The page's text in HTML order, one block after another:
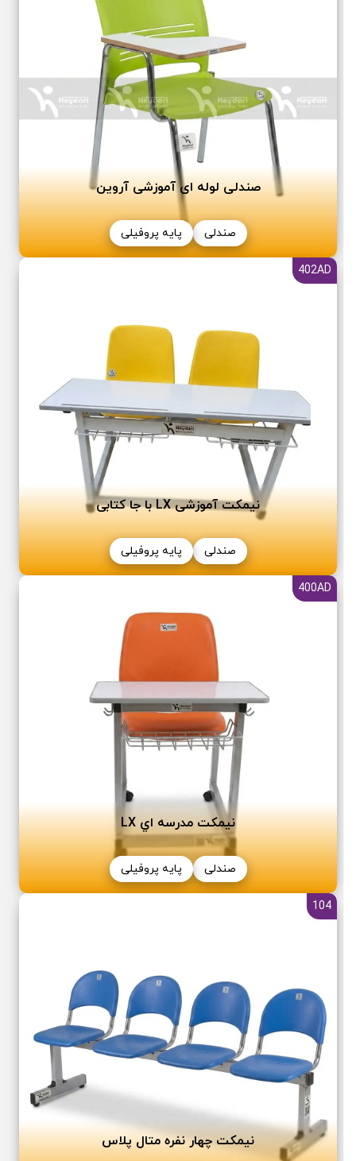
صندلی لوله ای آموزشی آروین
صندلی پایه پروفیلی
402AD
نیمکت آموزشی LX با جا کتابی
صندلی پایه پروفیلی
400AD
نیمکت مدرسه اي LX
صندلی پایه پروفیلی
104
نیمکت چهار نفره متال پلاس